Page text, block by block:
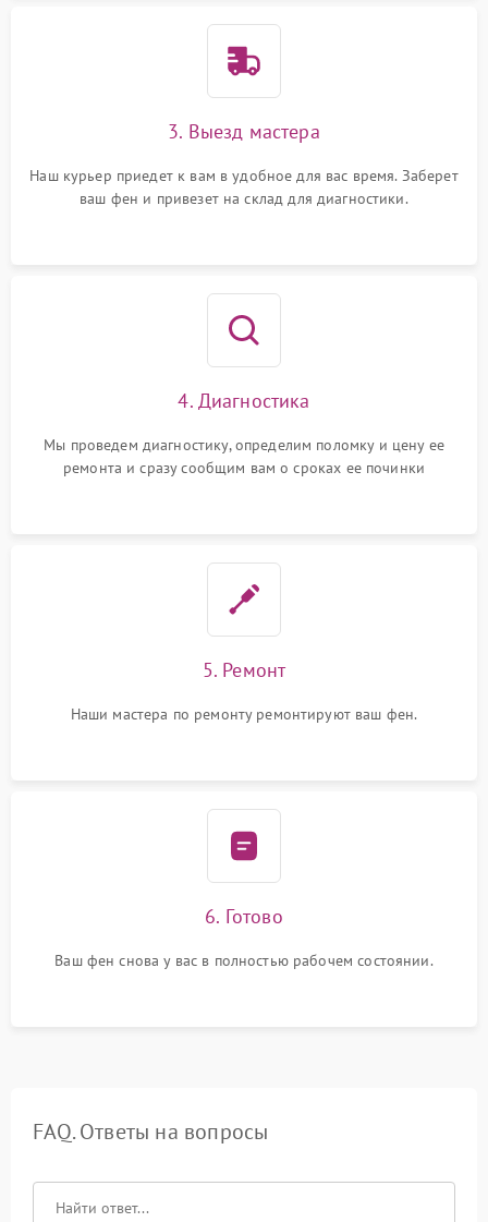
3. Выезд мастера
Наш курьер приедет к вам в удобное для вас время. Заберет
ваш фен и привезет на склад для диагностики.
4. Диагностика
Мы проведем диагностику, определим поломку и цену ее
ремонта и сразу сообщим вам о сроках ее починки
5. Ремонт
Наши мастера по ремонту ремонтируют ваш фен.
6. Готово
Ваш фен снова у вас в полностью рабочем состоянии.
FAQ. Ответы на вопросы